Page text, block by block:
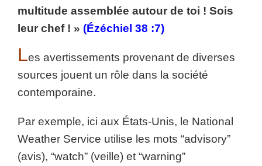
multitude assemblée autour de toi ! Sois
leur chef ! » (Ézéchiel 38 :7)
Les avertissements provenant de diverses
sources jouent un rôle dans la société
contemporaine.
Par exemple, ici aux États-Unis, le National
Weather Service utilise les mots “advisory”
(avis), “watch” (veille) et “warning”